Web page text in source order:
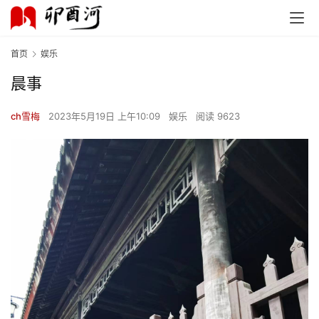
首页 娱乐
晨事
ch雪梅 2023年5月19日 上午10:09 娱乐 阅读 9623